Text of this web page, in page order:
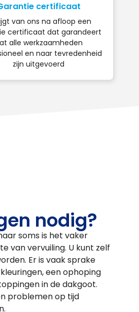
certificaat
van ons na afloop een
certificaat dat garandeert
alle werkzaamheden
en naar tevredenheid
zijn uitgevoerd
nodig?
soms is het vaker
van vervuiling. U kunt zelf
Er is vaak sprake
een ophoping
in de dakgoot.
problemen op tijd